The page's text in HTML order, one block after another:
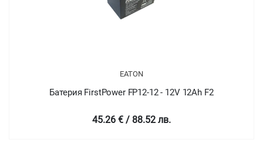
EATON
Батерия FirstPower FP12-12 - 12V 12Ah F2
45.26 € / 88.52 лв.